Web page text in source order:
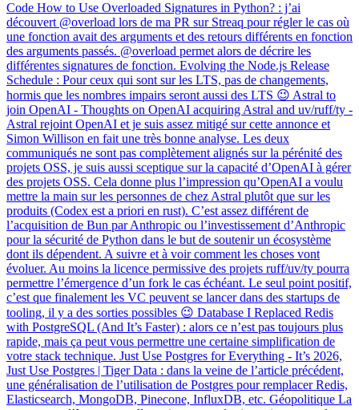
Code How to Use Overloaded Signatures in Python? : j’ai
découvert @overload lors de ma PR sur Streaq pour régler le cas où
une fonction avait des arguments et des retours différents en fonction
des arguments passés. @overload permet alors de décrire les
différentes signatures de fonction. Evolving the Node.js Release
Schedule : Pour ceux qui sont sur les LTS, pas de changements,
hormis que les nombres impairs seront aussi des LTS 😉 Astral to
join OpenAI - Thoughts on OpenAI acquiring Astral and uv/ruff/ty -
Astral rejoint OpenAI et je suis assez mitigé sur cette annonce et
Simon Willison en fait une très bonne analyse. Les deux
communiqués ne sont pas complètement alignés sur la pérénité des
projets OSS, je suis aussi sceptique sur la capacité d’OpenAI à gérer
des projets OSS. Cela donne plus l’impression qu’OpenAI a voulu
mettre la main sur les personnes de chez Astral plutôt que sur les
produits (Codex est a priori en rust). C’est assez différent de
l’acquisition de Bun par Anthropic ou l’investissement d’Anthropic
pour la sécurité de Python dans le but de soutenir un écosystème
dont ils dépendent. A suivre et à voir comment les choses vont
évoluer. Au moins la licence permissive des projets ruff/uv/ty pourra
permettre l’émergence d’un fork le cas échéant. Le seul point positif,
c’est que finalement les VC peuvent se lancer dans des startups de
tooling, il y a des sorties possibles 😉 Database I Replaced Redis
with PostgreSQL (And It’s Faster) : alors ce n’est pas toujours plus
rapide, mais ça peut vous permettre une certaine simplification de
votre stack technique. Just Use Postgres for Everything - It’s 2026,
Just Use Postgres | Tiger Data : dans la veine de l’article précédent,
une généralisation de l’utilisation de Postgres pour remplacer Redis,
Elasticsearch, MongoDB, Pinecone, InfluxDB, etc. Géopolitique La